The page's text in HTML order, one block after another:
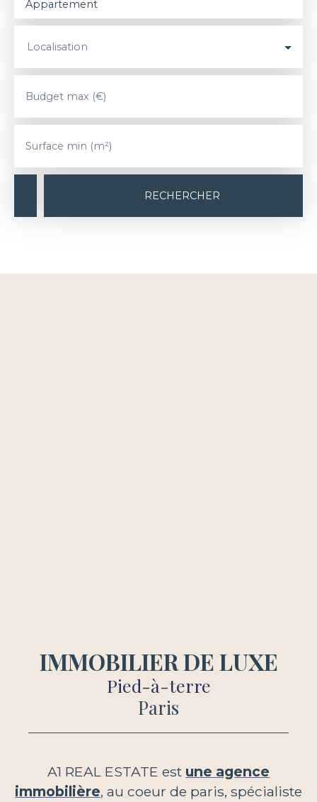
Appartement
Localisation
Budget max (€)
Surface min (m²)
RECHERCHER
IMMOBILIER DE LUXE
Pied-à-terre
Paris
A1 REAL ESTATE est une agence
immobilière, au coeur de paris, spécialiste